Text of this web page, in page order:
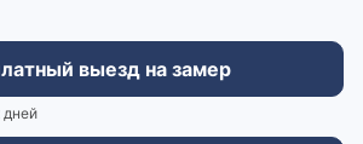
выезд на замер
дней